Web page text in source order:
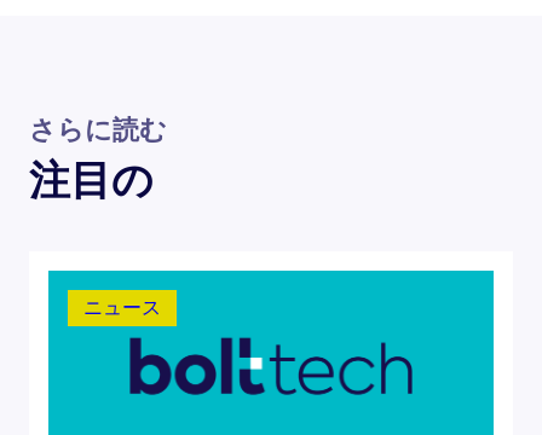
さらに読む
注目の
ニュース